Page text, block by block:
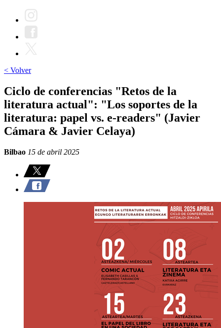
< Volver
Ciclo de conferencias "Retos de la
literatura actual": "Los soportes de la
literatura: papel vs. e-readers" (Javier
Cámara & Javier Celaya)
Bilbao 15 de abril 2025